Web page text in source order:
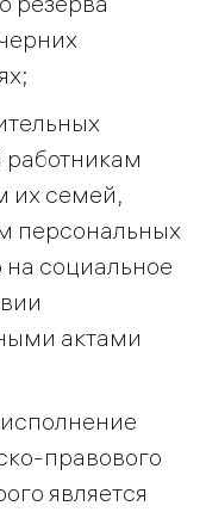
их семей,
персональных
социальное
актами
правового
является